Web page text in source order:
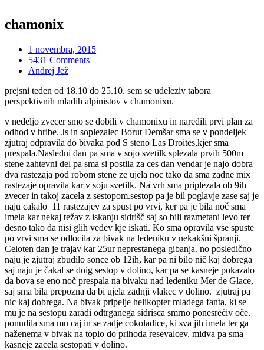
chamonix
1 novembra, 2015
5431 Comments
Andrej Jež
prejsni teden od 18.10 do 25.10. sem se udeleziv tabora
perspektivnih mladih alpinistov v chamonixu.
v nedeljo zvecer smo se dobili v chamonixu in naredili prvi plan za
odhod v hribe. Js in soplezalec Borut Demšar sma se v pondeljek
zjutraj odpravila do bivaka pod S steno Las Droites,kjer sma
prespala.Nasledni dan pa sma v sojo svetilk splezala prvih 500m
stene zahtevni del pa sma si postila za ces dan vendar je najo dobra
dva rastezaja pod robom stene ze ujela noc tako da sma zadne mix
rastezaje opravila kar v soju svetilk. Na vrh sma priplezala ob 9ih
zvecer in takoj zacela z sestopom.sestop pa je bil poglavje zase saj je
naju cakalo 11 rastezajev za spust po vrvi, ker pa je bila noč sma
imela kar nekaj težav z iskanju sidrišč saj so bili razmetani levo ter
desno tako da nisi glih vedev kje iskati. Ko sma opravila vse spuste
po vrvi sma se odlocila za bivak na ledeniku v nekakšni špranji.
Celoten dan je trajav kar 25ur neprestanega gibanja. no posledično
naju je zjutraj zbudilo sonce ob 12ih, kar pa ni bilo nič kaj dobrega
saj naju je čakal se doig sestop v dolino, kar pa se kasneje pokazalo
da bova se eno noč prespala na bivaku nad ledeniku Mer de Glace,
saj sma bila prepozna da bi ujela zadnji vlakec v dolino. zjutraj pa
nic kaj dobrega. Na bivak pripelje helikopter mladega fanta, ki se
mu je na sestopu zaradi odtrganega sidrisca smrno ponesrečiv oče.
ponudila sma mu caj in se zadje cokoladice, ki sva jih imela ter ga
naženema v bivak na toplo do prihoda resevalcev. midva pa sma
kasneje zacela sestopati v dolino.